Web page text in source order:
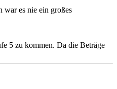
war es nie ein großes
5 zu kommen. Da die Beträge